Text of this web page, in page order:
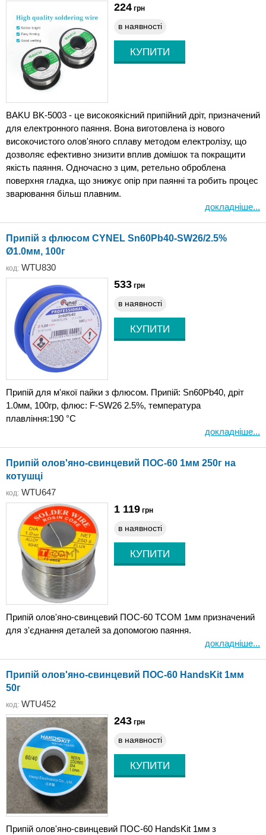
224 грн
в наявності
BAKU BK-5003 - це високоякісний припійний дріт, призначений
для електронного паяння. Вона виготовлена ​​із нового
високочистого олов'яного сплаву методом електролізу, що
дозволяє ефективно знизити вплив домішок та покращити
якість паяння. Одночасно з цим, ретельно оброблена
поверхня гладка, що знижує опір при паянні та робить процес
зварювання більш плавним.
докладніше...
Припій з флюсом CYNEL Sn60Pb40-SW26/2.5%
Ø1.0мм, 100г
код: WTU830
533 грн
в наявності
Припій для м'якої пайки з флюсом. Припій: Sn60Pb40, дріт
1.0мм, 100гр, флюс: F-SW26 2.5%, температура
плавління:190 °С
докладніше...
Припій олов'яно-свинцевий ПОС-60 1мм 250г на
котушці
код: WTU647
1 119 грн
в наявності
Припій олов'яно-свинцевий ПОС-60 TCOM 1мм призначений
для з'єднання деталей за допомогою паяння.
докладніше...
Припій олов'яно-свинцевий ПОС-60 HandsKit 1мм
50г
код: WTU452
243 грн
в наявності
Припій олов'яно-свинцевий ПОС-60 HandsKit 1мм з